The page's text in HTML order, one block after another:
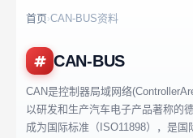
首页›CAN-BUS资料
CAN-BUS
CAN是控制器局域网络
以研发和生产汽车电子产品著称的
成为国际标准（ISO11898），是